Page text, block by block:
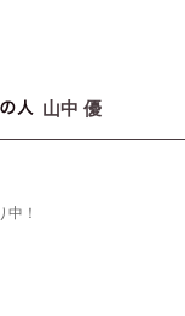
山中 優
中！